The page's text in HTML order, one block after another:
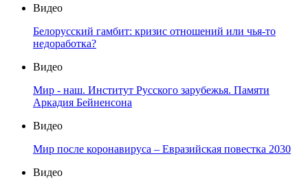
Видео
Белорусский гамбит: кризис отношений или чья-то
недоработка?
Видео
Мир - наш. Институт Русского зарубежья. Памяти
Аркадия Бейненсона
Видео
Мир после коронавируса – Евразийская повестка 2030
Видео